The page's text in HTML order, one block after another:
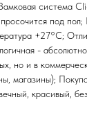
система
под
+27°С;
-
но и в
магазины);
красивый,